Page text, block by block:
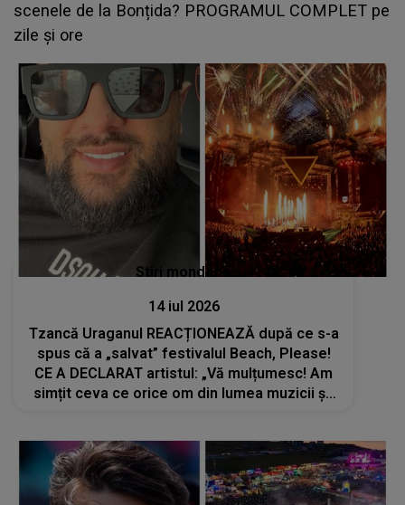
scenele de la Bonțida? PROGRAMUL COMPLET pe
zile și ore
Stiri mondene
14 iul 2026
Tzancă Uraganul REACȚIONEAZĂ după ce s-a
spus că a „salvat” festivalul Beach, Please!
CE A DECLARAT artistul: „Vă mulțumesc! Am
simțit ceva ce orice om din lumea muzicii și-